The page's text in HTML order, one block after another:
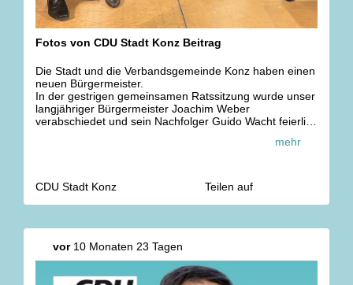
Fotos von CDU Stadt Konz Beitrag
Die Stadt und die Verbandsgemeinde Konz haben einen
neuen Bürgermeister.
In der gestrigen gemeinsamen Ratssitzung wurde unser
langjähriger Bürgermeister Joachim Weber
verabschiedet und sein Nachfolger Guido Wacht feierlich
Verbandsgemeinde! 🤝🏻
#cdu #konz#cdukonz#bürgermeister #
#verbandsgemeinde#ernennung#danke
mehr
CDU Stadt Konz Teilen auf
vor10 Monaten 23 Tagen